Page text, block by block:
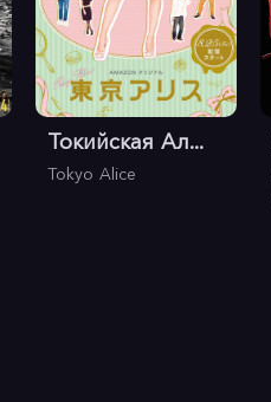
Токийская Ал...
Tokyo Alice